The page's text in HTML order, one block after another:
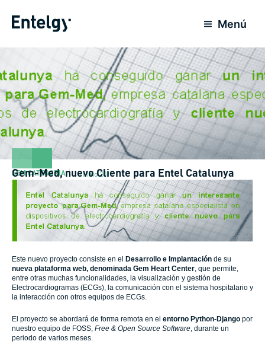
para
conteúdo
Menú
SEM CATEGORIA 15 Maio 2011
Gem-Med, nuevo Cliente para Entel Catalunya
Este nuevo proyecto consiste en el Desarrollo e Implantación de su
nueva plataforma web, denominada Gem Heart Center, que permite,
entre otras muchas funcionalidades, la visualización y gestión de
Electrocardiogramas (ECGs), la comunicación con el sistema hospitalario y
la interacción con otros equipos de ECGs.
El proyecto se abordará de forma remota en el entorno Python-Django por
nuestro equipo de FOSS, Free & Open Source Software, durante un
periodo de varios meses.